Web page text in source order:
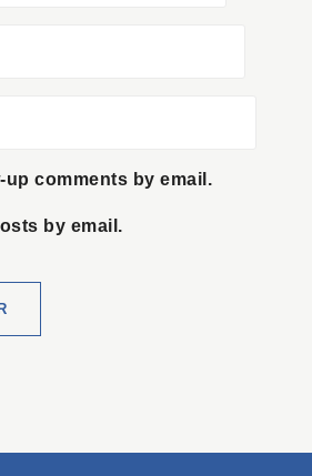
up comments by email.
by email.